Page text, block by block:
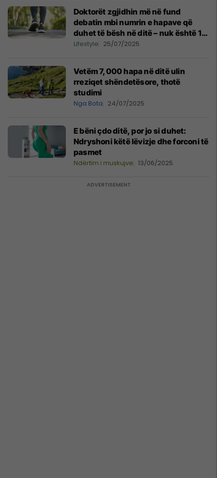
Doktorët zgjidhin më në fund
debatin mbi numrin e hapave që
duhet të bësh në ditë – nuk është 10
mijë
Lifestyle 25/07/2025
Vetëm 7,000 hapa në ditë ulin
rreziqet shëndetësore, thotë
studimi
Nga Bota 24/07/2025
E bëni çdo ditë, por jo si duhet:
Ndryshoni këtë lëvizje dhe forconi të
pasmet
Ndërtim i muskujve 13/06/2025